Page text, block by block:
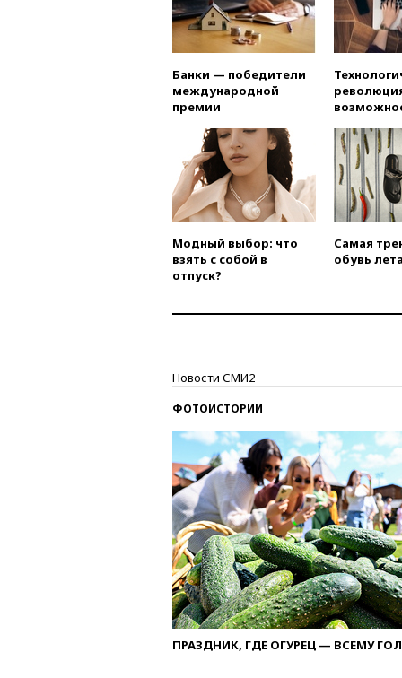
Банки — победители
международной
премии
Модный выбор: что
взять с собой в
отпуск?
Самая
обувь
Новости СМИ2
ФОТОИСТОРИИ
ПРАЗДНИК, ГДЕ ОГУРЕЦ — ВСЕМУ